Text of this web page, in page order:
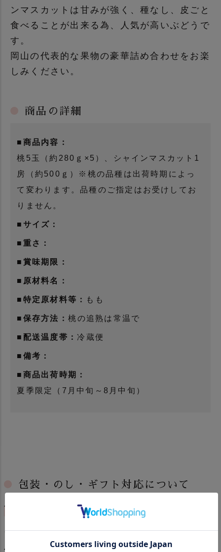
ンマスカットは甘みが強く、種なし、皮ごと
食べることが出来る為、人気が高いぶどうで
す。
岡山の代表的な果物の豪華詰め合わせをお楽
しみください。
商品の詳細
■商品内容：
桃5玉（約280ｇ×5）、シャインマスカット1
房（約500ｇ）※桃の品種は出荷時期によっ
て変わります。品種のご指定はお受けしてお
りません。
■サイズ：
■重さ：
■賞味期限：
■原材料名：
■特定原材料等： もも
■保存方法： 桃の追熟は常温で
■配送温度帯： 冷蔵便
■備考：
■商品出荷時期：
夏季限定（7月中旬～8月中旬）
包装・のし・ギフト対応について
包装・のしについて
ギフト箱に入っている商品につきましては包装
及び熨斗掛けを無料で承っております。